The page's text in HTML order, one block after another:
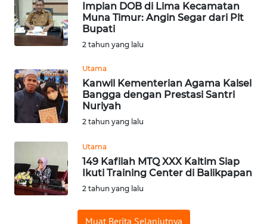
Impian DOB di Lima Kecamatan
Muna Timur: Angin Segar dari Plt
Bupati
2 tahun yang lalu
Utama
Kanwil Kementerian Agama Kalsel
Bangga dengan Prestasi Santri
Nuriyah
2 tahun yang lalu
Utama
149 Kafilah MTQ XXX Kaltim Siap
Ikuti Training Center di Balikpapan
2 tahun yang lalu
Muat Berita Selanjutnya
WN
CIANJUR
KEPULAUAN
SERIBU
WN
WN
BINJAI